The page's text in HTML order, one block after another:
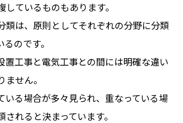
ているものもあります。
類は、原則としてそれぞれの分野に分類
のです。
置工事と電気工事との間には明確な違い
せん。
いる場合が多々見られ、重なっている場
れると決まっています。